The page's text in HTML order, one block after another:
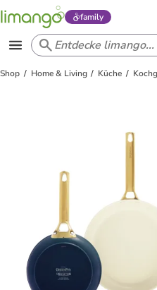
family
Shop Home & Living Küche